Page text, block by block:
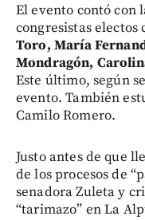
El evento contó con
congresistas electos
Toro, María
Mondragón,
Este último, según
evento. También
Camilo Romero.
Justo antes de que
de los procesos de
senadora Zuleta y
“tarimazo” en La